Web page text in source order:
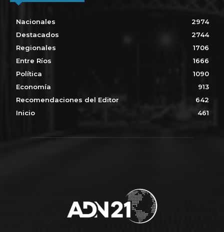
Nacionales
2974
Destacados
2744
Regionales
1706
Entre Ríos
1666
Política
1090
Economía
913
Recomendaciones del Editor
642
Inicio
461